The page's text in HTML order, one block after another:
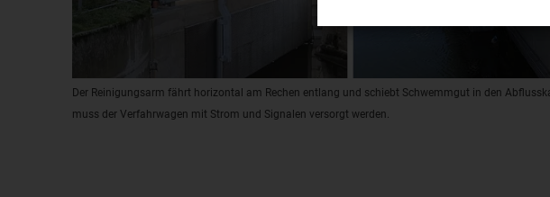
Der Reinigungsarm fährt horizontal am Rechen entlang und schiebt Schwemmgut in den
muss der Verfahrwagen mit Strom und Signalen versorgt werden.